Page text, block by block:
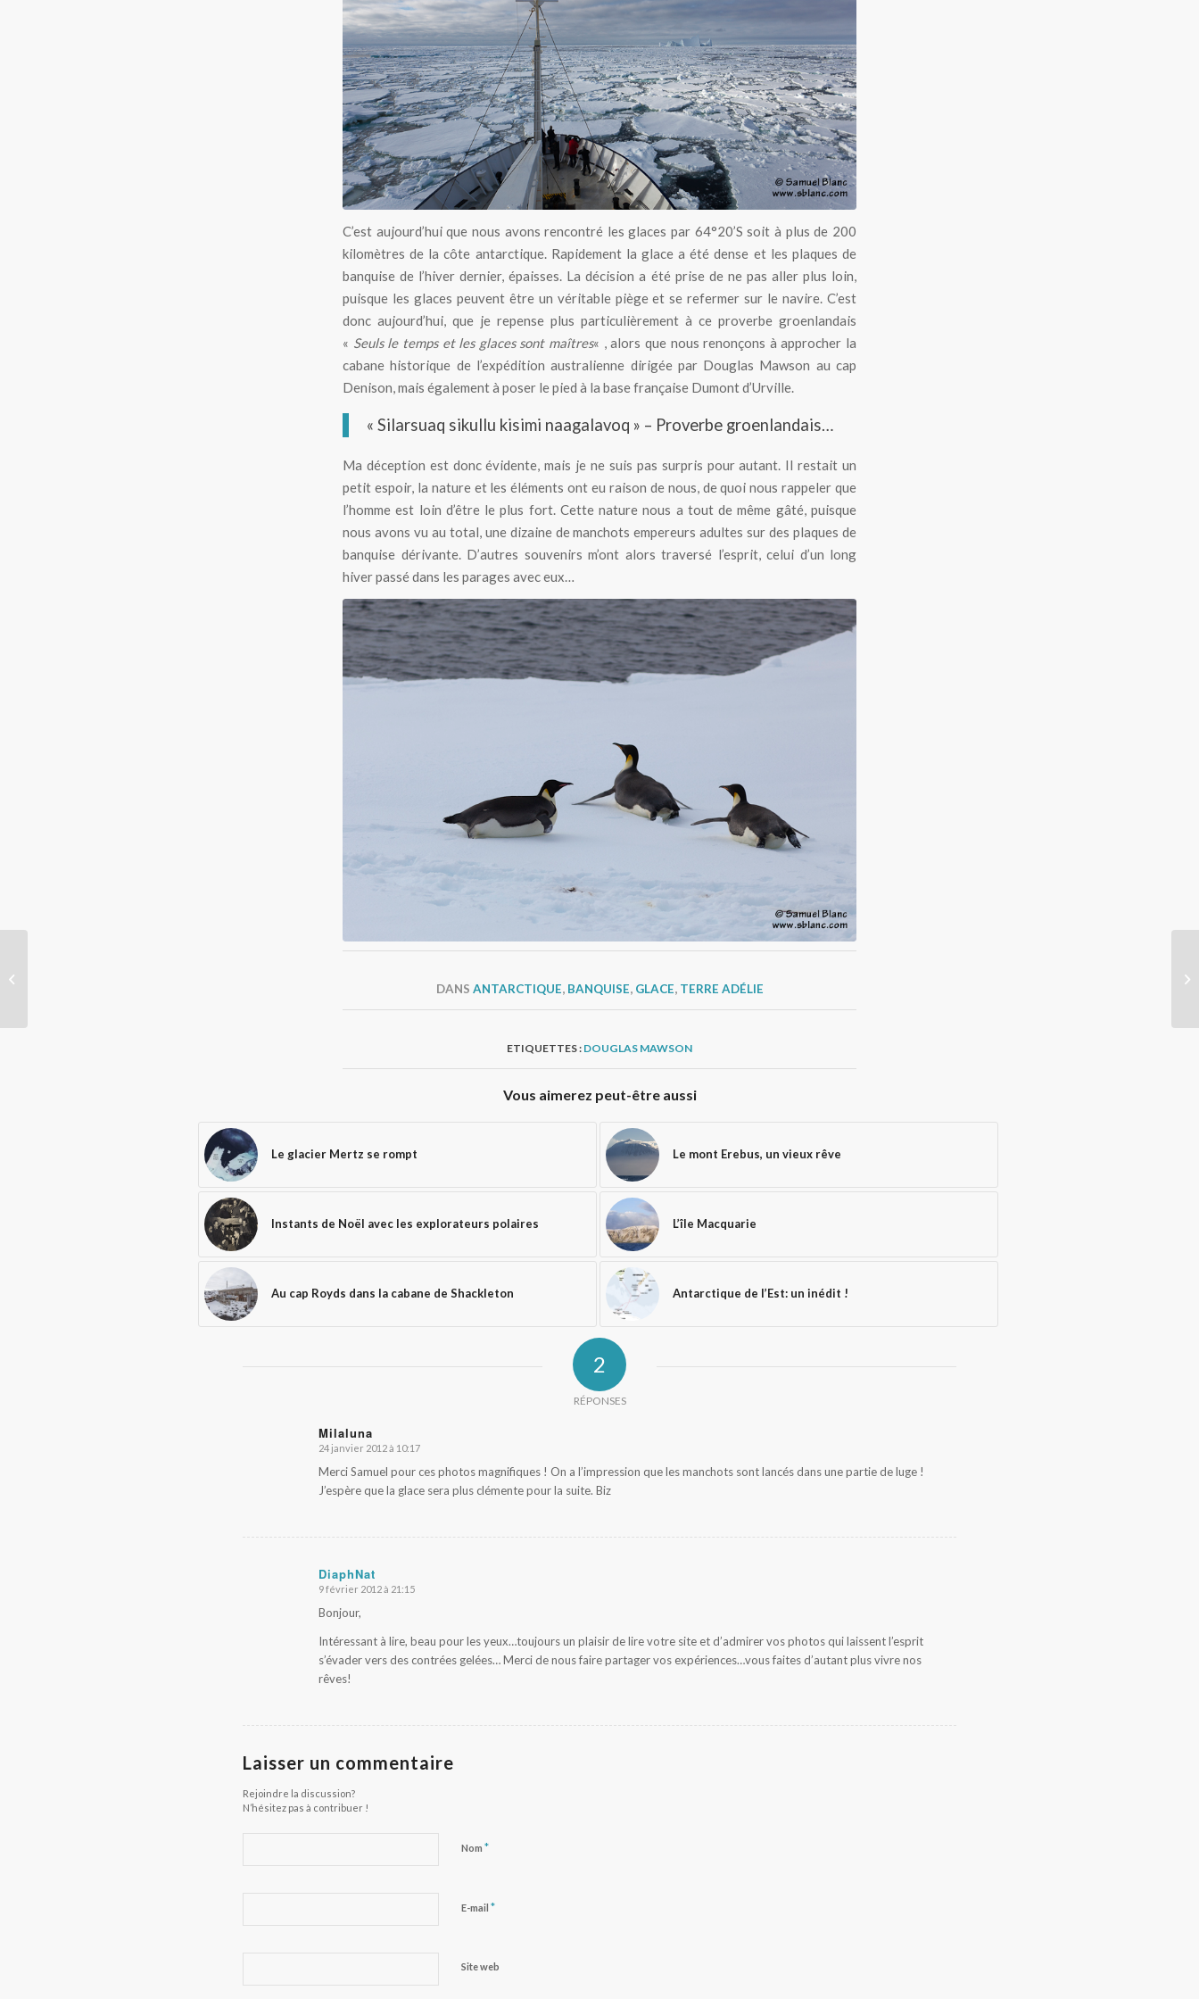
Navigation dans les glaces dérivantes au large de la Terre Adélie
C’est aujourd’hui que nous avons rencontré les glaces par 64°20’S soit à plus de 200
kilomètres de la côte antarctique. Rapidement la glace a été dense et les plaques de
banquise de l’hiver dernier, épaisses. La décision a été prise de ne pas aller plus loin,
puisque les glaces peuvent être un véritable piège et se refermer sur le navire. C’est
donc aujourd’hui, que je repense plus particulièrement à ce proverbe groenlandais
« Seuls le temps et les glaces sont maîtres« , alors que nous renonçons à approcher la
cabane historique de l’expédition australienne dirigée par Douglas Mawson au cap
Denison, mais également à poser le pied à la base française Dumont d’Urville.
« Silarsuaq sikullu kisimi naagalavoq » – Proverbe groenlandais…
Ma déception est donc évidente, mais je ne suis pas surpris pour autant. Il restait un
petit espoir, la nature et les éléments ont eu raison de nous, de quoi nous rappeler que
l’homme est loin d’être le plus fort. Cette nature nous a tout de même gâté, puisque
nous avons vu au total, une dizaine de manchots empereurs adultes sur des plaques de
banquise dérivante. D’autres souvenirs m’ont alors traversé l’esprit, celui d’un long
hiver passé dans les parages avec eux…
Manchots empereurs sur les glaces dérivantes
DANS ANTARCTIQUE, BANQUISE, GLACE, TERRE ADÉLIE
ETIQUETTES : DOUGLAS MAWSON
Vous aimerez peut-être aussi
Le glacier Mertz se rompt Le mont Erebus, un vieux rêve
Instants de Noël avec les explorateurs polaires L’île Macquarie
Au cap Royds dans la cabane de Shackleton Antarctique de l’Est: un inédit !
2
RÉPONSES
Milaluna
dit
24 janvier 2012 à 10:17
Merci Samuel pour ces photos magnifiques ! On a l’impression que les manchots sont lancés dans une partie de luge !
J’espère que la glace sera plus clémente pour la suite. Biz
DiaphNat
dit
9 février 2012 à 21:15
Bonjour,
Intéressant à lire, beau pour les yeux…toujours un plaisir de lire votre site et d’admirer vos photos qui laissent l’esprit
s’évader vers des contrées gelées… Merci de nous faire partager vos expériences…vous faites d’autant plus vivre nos
rêves!
Laisser un commentaire
Rejoindre la discussion?
N’hésitez pas à contribuer !
Nom *
E-mail *
Site web